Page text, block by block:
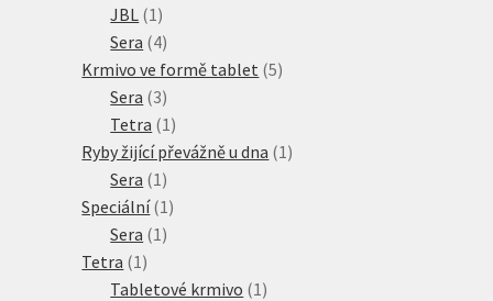
JBL 1 1
produkt
Sera 44
produkty
Krmivo ve formě tablet 55
Sera 33
produkty
Tetra 1 1
produkt
Ryby žijící převážně u dna 1 1
Sera 1 1
produkt
Speciální 1 1
Sera 1 1
Tetra 1 1
produkt
Tabletové krmivo 1 1